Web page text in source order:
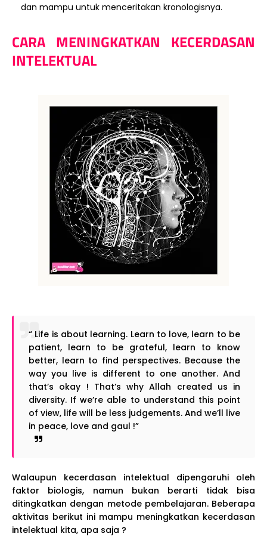
dan mampu untuk menceritakan kronologisnya.
CARA MENINGKATKAN KECERDASAN
INTELEKTUAL
“ Life is about learning. Learn to love, learn to be
patient, learn to be grateful, learn to know
better, learn to find perspectives. Because the
way you live is different to one another. And
that’s okay ! That’s why Allah created us in
diversity. If we’re able to understand this point
of view, life will be less judgements. And we’ll live
in peace, love and gaul !”
Walaupun kecerdasan intelektual dipengaruhi oleh
faktor biologis, namun bukan berarti tidak bisa
ditingkatkan dengan metode pembelajaran. Beberapa
aktivitas berikut ini mampu meningkatkan kecerdasan
intelektual kita, apa saja ?